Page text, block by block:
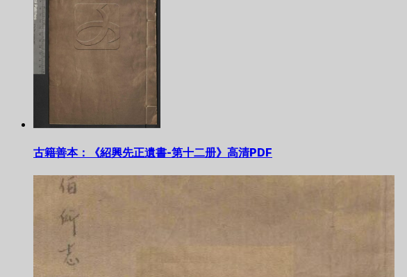
古籍善本：《紹興先正遺書-第十二册》高清PDF